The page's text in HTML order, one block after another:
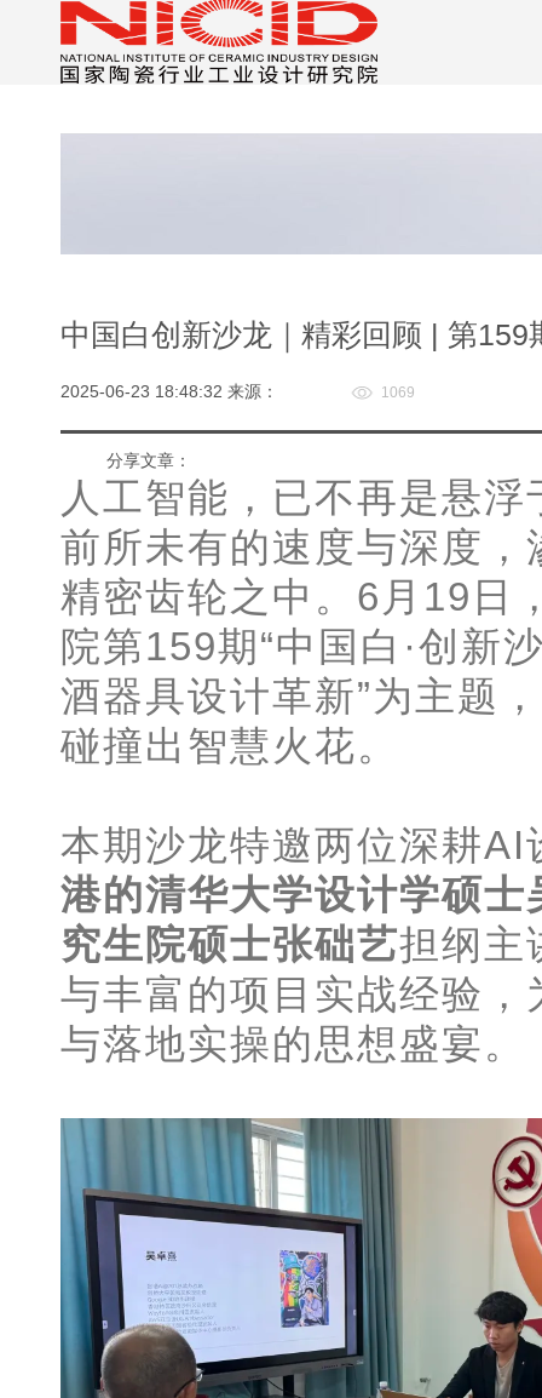
中国白创新沙龙｜精彩回顾 | 第159
2025-06-23 18:48:32 来源： 1069
分享文章：
人工智能，已不再是悬
前所未有的速度与深度
精密齿轮之中。6月19日
院第159期“中国白·创新
酒器具设计革新”为主题
碰撞出智慧火花。
本期沙龙特邀两位深耕
港的清华大学设计学硕
究生院硕士张础艺担纲主
与丰富的项目实战经验
与落地实操的思想盛宴。